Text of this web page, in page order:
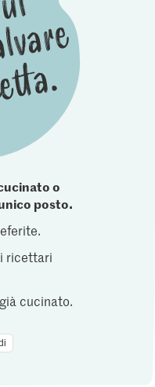
o
posto.
ricettari
cucinato.